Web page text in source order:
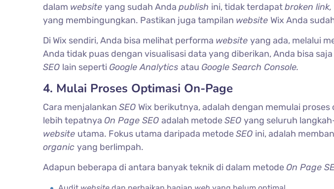
dalam website yang sudah Anda publish ini, tidak terdapatbroken link,
yang membingungkan. Pastikan juga tampilan website Wix Anda
Di Wix sendiri, Anda bisa melihat performa website yang ada, melalui
Anda tidak puas dengan visualisasi data yang diberikan, Anda bisa
SEO lain seperti Google Analytics atau Google Search Console.
4. Mulai Proses Optimasi On-Page
Cara menjalankan SEO Wix berikutnya, adalah dengan memulai proses
lebih tepatnya On Page SEO adalah metodeSEO yang seluruh
website utama. Fokus utama daripada metodeSEO ini, adalah
organic yang berlimpah.
Adapun beberapa di antara banyak teknik di dalam metode On Page